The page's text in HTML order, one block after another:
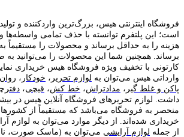
فروشگاه اینترنتی هیس، بزرگ‌ترین وارد‌کننده و
است؛ این پلتفرم توانسته با حذف تمامی واسطه‌ها
هزینه را به حداقل برساند و محصولات را
برساند. همچنین شما این محصولات را می‌توانید
کارتونی با تخفیف ویژه فروشگاه هیس خریداری
وارداتی هیس می‌توان به لوازم تحریر ، خودکار ،
پاکن و غلط گیر ، مدادتراش، خط کش، قیچی،
داشت. لوازم تحریر‌های فروشگاه آنلاین هیس در
منحصر به فروشگاه می‌باشد که مستقیماً از
خریداری شده‌اند. از دیگر موارد می‌توان به لوازم
از جمله لوازم آرایشی می‌توان به (ماسک صورت،